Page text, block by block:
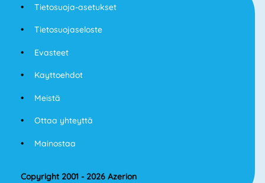
Tietosuoja-asetukset
Tietosuojaseloste
Evasteet
Kayttoehdot
Meistä
Ottaa yhteyttä
Mainostaa
Copyright 2001 - 2026 Azerion